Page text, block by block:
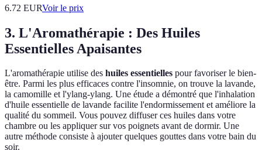
6.72 EURVoir le prix
3. L'Aromathérapie : Des Huiles
Essentielles Apaisantes
L'aromathérapie utilise des huiles essentielles pour favoriser le bien-
être. Parmi les plus efficaces contre l'insomnie, on trouve la lavande,
la camomille et l'ylang-ylang. Une étude a démontré que l'inhalation
d'huile essentielle de lavande facilite l'endormissement et améliore la
qualité du sommeil. Vous pouvez diffuser ces huiles dans votre
chambre ou les appliquer sur vos poignets avant de dormir. Une
autre méthode consiste à ajouter quelques gouttes dans votre bain du
soir.